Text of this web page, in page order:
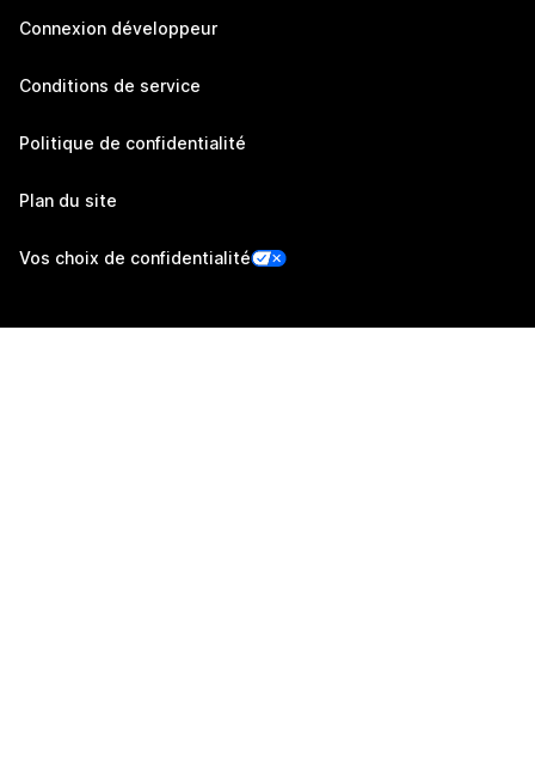
Connexion développeur
Conditions de service
Politique de confidentialité
Plan du site
Vos choix de confidentialité